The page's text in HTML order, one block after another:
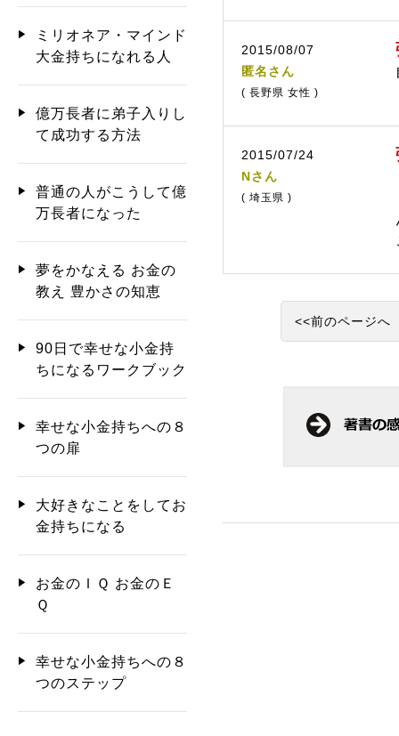
2015/08/07
匿名さん
( 長野県 女性 )
2015/07/24
Nさん
( 埼玉県 )
<<前のページへ
ミリオネア・マインド
大金持ちになれる人
億万長者に弟子入りし
て成功する方法
普通の人がこうして億
万長者になった
夢をかなえる お金の
教え 豊かさの知恵
90日で幸せな小金持
ちになるワークブック
幸せな小金持ちへの８
つの扉
大好きなことをしてお
金持ちになる
お金のＩＱ お金のＥ
Ｑ
幸せな小金持ちへの８
つのステップ